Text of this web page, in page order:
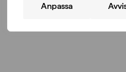
Anpassa